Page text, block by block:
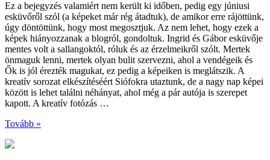
Ez a bejegyzés valamiért nem került ki időben, pedig egy júniusi
esküvőről szól (a képeket már rég átadtuk), de amikor erre rájöttünk,
úgy döntöttünk, hogy most megosztjuk. Az nem lehet, hogy ezek a
képek hiányozzanak a blogról, gondoltuk. Ingrid és Gábor esküvője
mentes volt a sallangoktól, róluk és az érzelmeikről szólt. Mertek
önmaguk lenni, mertek olyan bulit szervezni, ahol a vendégeik és
Ők is jól érezték magukat, ez pedig a képeiken is meglátszik. A
kreatív sorozat elkészítéséért Siófokra utaztunk, de a nagy nap képei
között is lehet találni néhányat, ahol még a pár autója is szerepet
kapott. A kreatív fotózás …
Tovább »